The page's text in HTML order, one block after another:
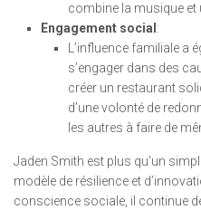
combine la musique
Engagement social :
L’influence familiale a
s’engager dans des
créer un restaurant
d’une volonté de
les autres à faire de
Jaden Smith est plus qu’un
modèle de résilience et
conscience sociale, il continue